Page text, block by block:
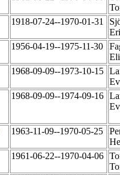
1918-07-24--1970-01-31
1956-04-19--1975-11-30
1968-09-09--1973-10-15
1968-09-09--1974-09-16
1963-11-09--1970-05-25
1961-06-22--1970-04-06